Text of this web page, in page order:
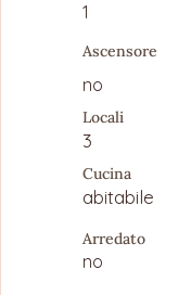
1
Ascensore
no
Locali
3
Cucina
abitabile
Arredato
no